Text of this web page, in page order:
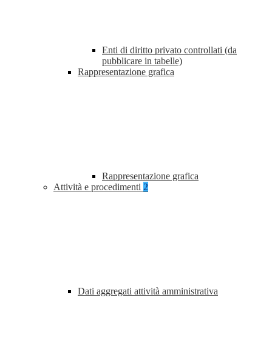
Enti di diritto privato controllati (da
pubblicare in tabelle)
Rappresentazione grafica
Rappresentazione grafica
Attività e procedimenti 2
Dati aggregati attività amministrativa